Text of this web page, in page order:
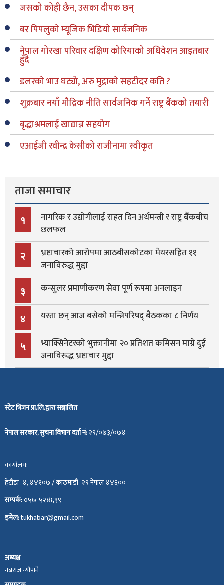
जसको कोही छैन, उसका दीपक छन्
बर पिपलुको म्यूजिक भिडियो सार्वजनिक
नेपाल गोरखा परिवार दक्षिण कोरियाको अधिवेशन आइतबार
हुँदै
डलरको भाउ घट्यो, अरु मुद्राको सहटीदर कति ?
शुक्रबार नयाँ मौद्रिक नीति सार्वजनिक गर्ने राष्ट्र बैंकको तयारी
बृद्धाश्रमलाई खाद्यान्न सहयोग
एआईजी रवीन्द्र केसीको राजीनामा स्वीकृत
ताजा समाचार
१
नागरिक र उद्योगीलाई राहत दिन अर्थमन्त्री र राष्ट्र बैंकबीच
छलफल
२
भ्रष्टाचारको आरोपमा आठबीसकोटका मेयरसहित ११
जनाविरुद्ध मुद्दा
३ कन्सुलर प्रमाणीकरण सेवा पूर्ण रूपमा अनलाइन
४ यस्ता छन् आज बसेको मन्त्रिपरिषद् बैठकका ८ निर्णय
५
भ्याक्सिनेटरको भुक्तानीमा २० प्रतिशत कमिसन माग्ने दुई
जनाविरुद्ध भ्रष्टाचार मुद्दा
स्टेट भिजन प्रा.लि.द्वारा सञ्चालित
नेपाल सरकार, सुचना विभाग दर्ता नं:२९/०७३/०७४
कार्यालय:
हेटौंडा–४, ४४१०७ / काठमाडौं–२९ नेपाल ४४६००
सम्पर्क:०५७-५२४६९९
इमेल:tukhabar@gmail.com
अध्यक्ष
नबराज न्यौपाने